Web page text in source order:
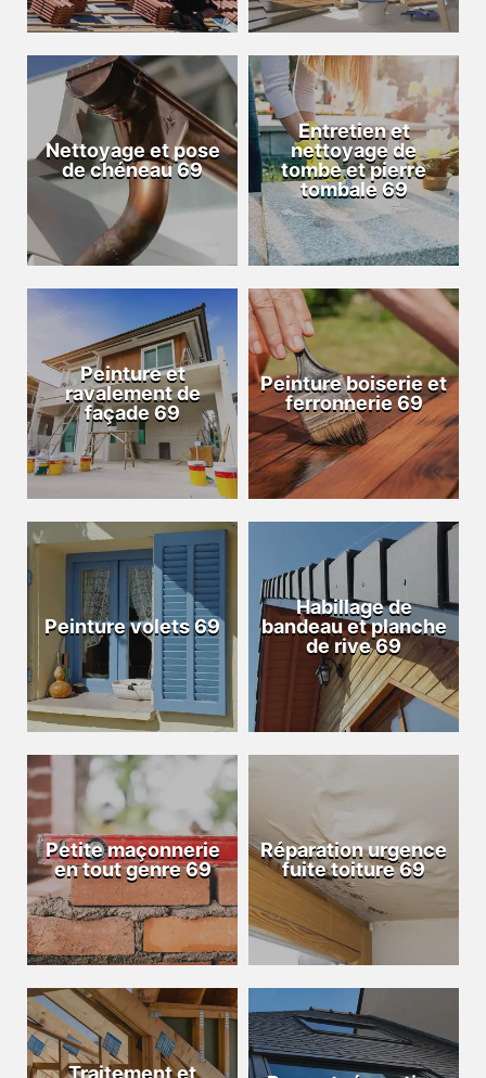
Nettoyage et pose
de chéneau 69
Entretien et
nettoyage de
tombe et pierre
tombale 69
Peinture et
ravalement de
façade 69
Peinture boiserie et
ferronnerie 69
Peinture volets 69
Habillage de
bandeau et planche
de rive 69
Petite maçonnerie
en tout genre 69
Réparation urgence
fuite toiture 69
Traitement et